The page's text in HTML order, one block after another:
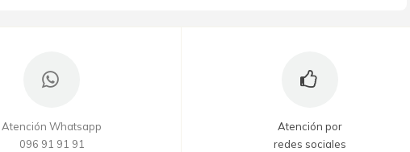
Atención Whatsapp
096 91 91 91
Atención por
redes sociales